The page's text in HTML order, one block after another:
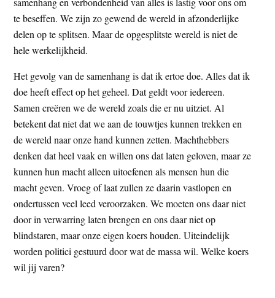
te beseffen. We zijn zo gewend de wereld in afzonderlijke
delen op te splitsen. Maar de opgesplitste wereld is niet de
hele werkelijkheid.
Het gevolg van de samenhang is dat ik ertoe doe. Alles dat ik
doe heeft effect op het geheel. Dat geldt voor iedereen.
Samen creëren we de wereld zoals die er nu uitziet. Al
betekent dat niet dat we aan de touwtjes kunnen trekken en
de wereld naar onze hand kunnen zetten. Machthebbers
denken dat heel vaak en willen ons dat laten geloven, maar ze
kunnen hun macht alleen uitoefenen als mensen hun die
macht geven. Vroeg of laat zullen ze daarin vastlopen en
ondertussen veel leed veroorzaken. We moeten ons daar niet
door in verwarring laten brengen en ons daar niet op
blindstaren, maar onze eigen koers houden. Uiteindelijk
worden politici gestuurd door wat de massa wil. Welke koers
wil jij varen?